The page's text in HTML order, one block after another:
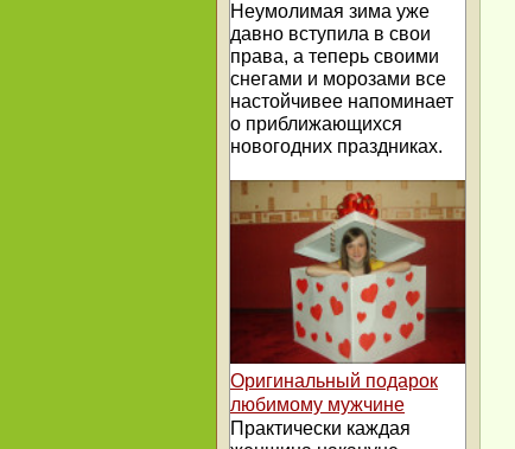
Неумолимая зима уже
давно вступила в свои
права, а теперь своими
снегами и морозами все
настойчивее напоминает
о приближающихся
новогодних праздниках.
Оригинальный подарок
любимому мужчине
Практически каждая